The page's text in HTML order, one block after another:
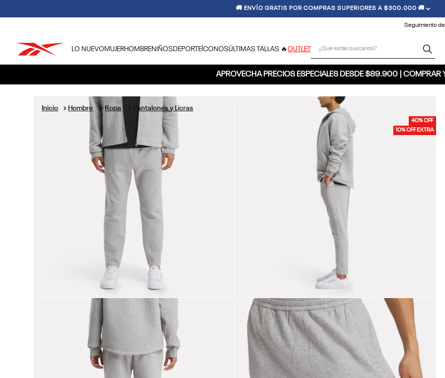
🚚 ENVÍO GRATIS POR COMPRAS SUPERIORES A $300.000 🚚
Seguimiento
LO NUEVO MUJERHOMBRENIÑOSDEPORTE ÍCONOSÚLTIMAS TALLAS 🔥OUTLET
APROVECHA PRECIOS ESPECIALES DESDE $89.900 | COMPRAR
40% OFF
10% OFF EXTRA
Hombre Ropa Pantalones y Licras
1.
tenis hombre
tenis mujer
3
tenis reebok classics
américa
once caldas
fútbol
7
américa cali
8 .
camisetas
9.
club c
10
. reebok classics